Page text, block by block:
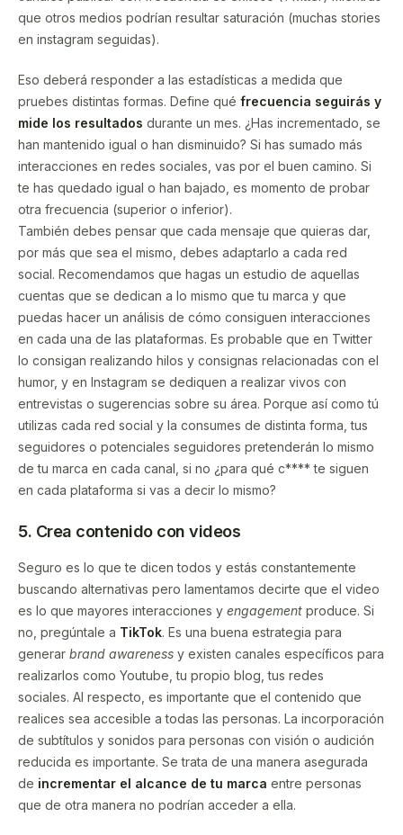
que otros medios podrían resultar saturación (muchas stories
en instagram seguidas).
Eso deberá responder a las estadísticas a medida que
pruebes distintas formas. Define qué frecuencia seguirás y
mide los resultados durante un mes. ¿Has incrementado, se
han mantenido igual o han disminuido? Si has sumado más
interacciones en redes sociales, vas por el buen camino. Si
te has quedado igual o han bajado, es momento de probar
otra frecuencia (superior o inferior).
También debes pensar que cada mensaje que quieras dar,
por más que sea el mismo, debes adaptarlo a cada red
social. Recomendamos que hagas un estudio de aquellas
cuentas que se dedican a lo mismo que tu marca y que
puedas hacer un análisis de cómo consiguen interacciones
en cada una de las plataformas. Es probable que en Twitter
lo consigan realizando hilos y consignas relacionadas con el
humor, y en Instagram se dediquen a realizar vivos con
entrevistas o sugerencias sobre su área. Porque así como tú
utilizas cada red social y la consumes de distinta forma, tus
seguidores o potenciales seguidores pretenderán lo mismo
de tu marca en cada canal, si no ¿para qué c**** te siguen
en cada plataforma si vas a decir lo mismo?
5. Crea contenido con videos
Seguro es lo que te dicen todos y estás constantemente
buscando alternativas pero lamentamos decirte que el video
es lo que mayores interacciones y engagement produce. Si
no, pregúntale a TikTok. Es una buena estrategia para
generar brand awareness y existen canales específicos para
realizarlos como Youtube, tu propio blog, tus redes
sociales. Al respecto, es importante que el contenido que
realices sea accesible a todas las personas. La incorporación
de subtítulos y sonidos para personas con visión o audición
reducida es importante. Se trata de una manera asegurada
de incrementar el alcance de tu marca entre personas
que de otra manera no podrían acceder a ella.